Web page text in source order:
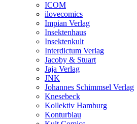
ICOM
ilovecomics
Impian Verlag
Insektenhaus
Insektenkult
Interdictum Verlag
Jacoby & Stuart
Jaja Verlag
JNK
Johannes Schimmsel Verlag
Knesebeck
Kollektiv Hamburg
Konturblau